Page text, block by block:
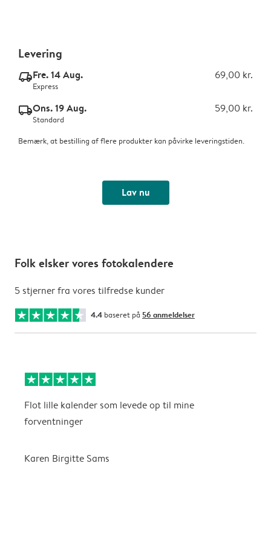
Levering
delivery_express_v2Fre. 14 Aug. 69,00 kr.
Express
delivery_standard_v2Ons. 19 Aug. 59,00 kr.
Standard
Bemærk, at bestilling af flere produkter kan påvirke leveringstiden.
Lav nu
Folk elsker vores fotokalendere
5 stjerner fra vores tilfredse kunder
4.4 baseret på 56 anmeldelser
Flot lille kalender som levede op til mine
forventninger
Karen Birgitte Sams